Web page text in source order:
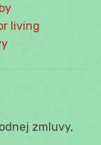
living
zmluvy,